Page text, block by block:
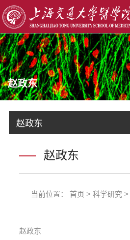
赵政东
赵政东
赵政东
当前位置： 首页 > 科学研究 >
赵政东